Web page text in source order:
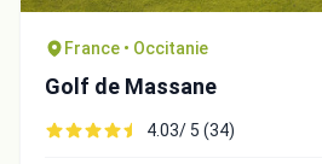
France • Occitanie
Golf de Massane
4.03/ 5 (34)